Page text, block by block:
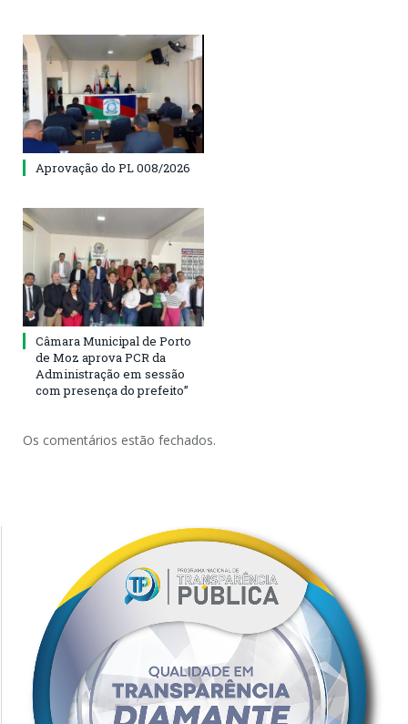
Aprovação do PL 008/2026
Câmara Municipal de Porto
de Moz aprova PCR da
Administração em sessão
com presença do prefeito”
Os comentários estão fechados.